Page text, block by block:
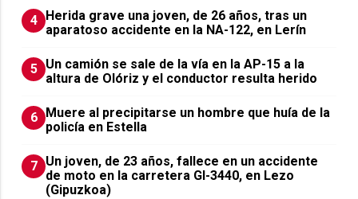
4
Herida grave una joven, de 26 años, tras un
aparatoso accidente en la NA-122, en Lerín
5 Un camión se sale de la vía en la AP-15 a la
altura de Olóriz y el conductor resulta herido
6
Muere al precipitarse un hombre que huía de la
policía en Estella
7 Un joven, de 23 años, fallece en un accidente
de moto en la carretera GI-3440, en Lezo
(Gipuzkoa)